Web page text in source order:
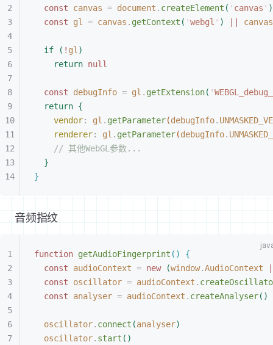
const canvas = document . createElement ( ' canvas ' )
const gl = canvas . getContext ( 'webgl ' ) canvas
if ( ! gl )
return null
const debugInfo = gl . getExtension( '
return {
vendor: gl . getParameter(debugInfo.
renderer: gl . getParameter(debugInfo.
// 其他WebGL参数...
}
}
音频指纹
function getAudioFingerprint ( )
{
const audioContext = new (window.AudioContext
const oscillator = audioContext .
const analyser = audioContext . createAnalyser( )
oscillator. connect (analyser)
oscillator. start ( )